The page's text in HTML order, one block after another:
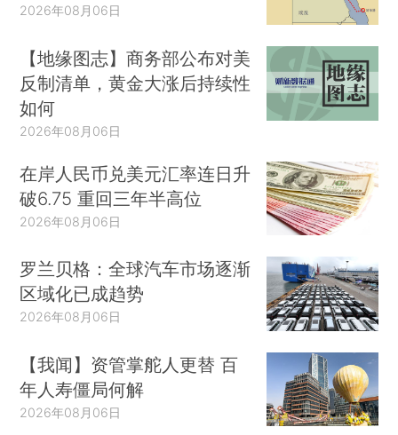
2026年08月06日
【地缘图志】商务部公布对美
反制清单，黄金大涨后持续性
如何
2026年08月06日
在岸人民币兑美元汇率连日升
破6.75 重回三年半高位
2026年08月06日
罗兰贝格：全球汽车市场逐渐
区域化已成趋势
2026年08月06日
【我闻】资管掌舵人更替 百
年人寿僵局何解
2026年08月06日